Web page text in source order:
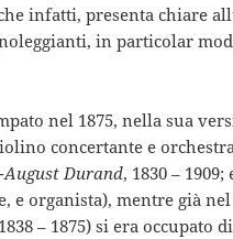
infatti, presenta chiare
in particolar
nel 1875, nella sua
concertante e
Durand, 1830 –
e organista), mentre già nel
– 1875) si era occupato di